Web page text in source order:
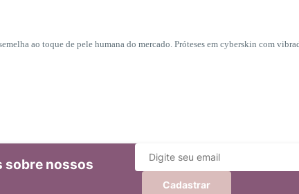
ao toque de pele humana do mercado. Próteses em cyberskin com
sobre nossos
Cadastrar